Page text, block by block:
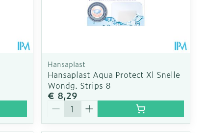
Hansaplast
Hansaplast Aqua Protect Xl Snelle
Wondg. Strips 8
€ 8,29
Aantal